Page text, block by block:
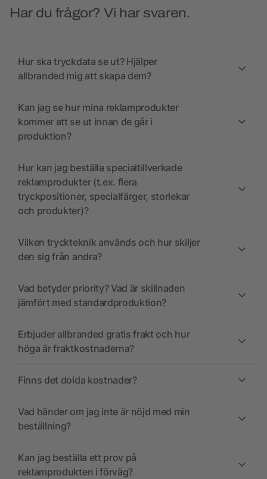
Har du frågor? Vi har svaren.
Hur ska tryckdata se ut? Hjälper
allbranded mig att skapa dem?
Kan jag se hur mina reklamprodukter
kommer att se ut innan de går i
produktion?
Hur kan jag beställa specialtillverkade
reklamprodukter (t.ex. flera
tryckpositioner, specialfärger, storlekar
och produkter)?
Vilken tryckteknik används och hur skiljer
den sig från andra?
Vad betyder priority? Vad är skillnaden
jämfört med standardproduktion?
Erbjuder allbranded gratis frakt och hur
höga är fraktkostnaderna?
Finns det dolda kostnader?
Vad händer om jag inte är nöjd med min
beställning?
Kan jag beställa ett prov på
reklamprodukten i förväg?